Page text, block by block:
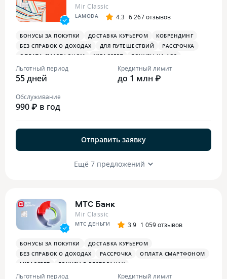
Mir Classic
LAMODA 4.3 6 267 отзывов
БОНУСЫ ЗА ПОКУПКИ ДОСТАВКА КУРЬЕРОМ
КОБРЕНДИНГ
БЕЗ СПРАВОК О ДОХОДАХ
ДЛЯ ПУТЕШЕСТВИЙ
РАССРОЧКА
ОПЛАТА СМАРТФОНОМ
MIRACCEPT
БОНУСЫ НА АЗС
БОНУСЫ В РЕСТОРАНАХ
ПЛАТЕЖНЫЙ СТИКЕР
Льготный период
55 дней
Кредитный лимит
до 1 млн ₽
Обслуживание
990 ₽ в год
Отправить заявку
Ещё 7 предложений
МТС Банк
Mir Classic
МТС ДЕНЬГИ 3.9 1 059 отзывов
БОНУСЫ ЗА ПОКУПКИ
ДОСТАВКА КУРЬЕРОМ
БЕЗ СПРАВОК О ДОХОДАХ
РАССРОЧКА
ОПЛАТА СМАРТФОНОМ
MIRACCEPT
БОНУСЫ В РЕСТОРАНАХ
Льготный период Кредитный лимит